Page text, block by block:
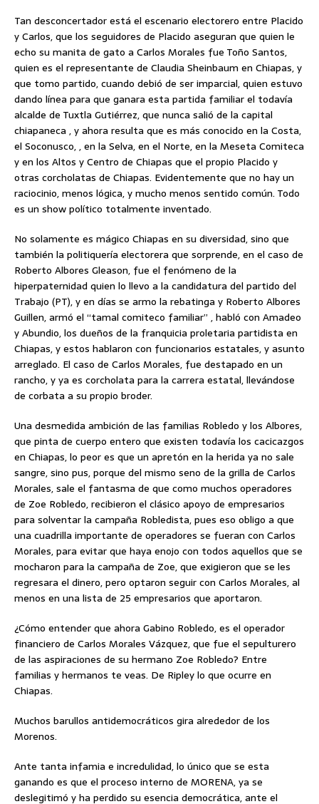
Tan desconcertador está el escenario electorero entre Placido
y Carlos, que los seguidores de Placido aseguran que quien le
echo su manita de gato a Carlos Morales fue Toño Santos,
quien es el representante de Claudia Sheinbaum en Chiapas, y
que tomo partido, cuando debió de ser imparcial, quien estuvo
dando línea para que ganara esta partida familiar el todavía
alcalde de Tuxtla Gutiérrez, que nunca salió de la capital
chiapaneca , y ahora resulta que es más conocido en la Costa,
el Soconusco, , en la Selva, en el Norte, en la Meseta Comiteca
y en los Altos y Centro de Chiapas que el propio Placido y
otras corcholatas de Chiapas. Evidentemente que no hay un
raciocinio, menos lógica, y mucho menos sentido común. Todo
es un show político totalmente inventado.
No solamente es mágico Chiapas en su diversidad, sino que
también la politiquería electorera que sorprende, en el caso de
Roberto Albores Gleason, fue el fenómeno de la
hiperpaternidad quien lo llevo a la candidatura del partido del
Trabajo (PT), y en días se armo la rebatinga y Roberto Albores
Guillen, armó el “tamal comiteco familiar” , habló con Amadeo
y Abundio, los dueños de la franquicia proletaria partidista en
Chiapas, y estos hablaron con funcionarios estatales, y asunto
arreglado. El caso de Carlos Morales, fue destapado en un
rancho, y ya es corcholata para la carrera estatal, llevándose
de corbata a su propio broder.
Una desmedida ambición de las familias Robledo y los Albores,
que pinta de cuerpo entero que existen todavía los cacicazgos
en Chiapas, lo peor es que un apretón en la herida ya no sale
sangre, sino pus, porque del mismo seno de la grilla de Carlos
Morales, sale el fantasma de que como muchos operadores
de Zoe Robledo, recibieron el clásico apoyo de empresarios
para solventar la campaña Robledista, pues eso obligo a que
una cuadrilla importante de operadores se fueran con Carlos
Morales, para evitar que haya enojo con todos aquellos que se
mocharon para la campaña de Zoe, que exigieron que se les
regresara el dinero, pero optaron seguir con Carlos Morales, al
menos en una lista de 25 empresarios que aportaron.
¿Cómo entender que ahora Gabino Robledo, es el operador
financiero de Carlos Morales Vázquez, que fue el sepulturero
de las aspiraciones de su hermano Zoe Robledo? Entre
familias y hermanos te veas. De Ripley lo que ocurre en
Chiapas.
Muchos barullos antidemocráticos gira alrededor de los
Morenos.
Ante tanta infamia e incredulidad, lo único que se esta
ganando es que el proceso interno de MORENA, ya se
deslegitimó y ha perdido su esencia democrática, ante el